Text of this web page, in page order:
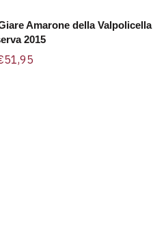
AAN WINKELWAGEN
Amarone della Valpolicella
2015
51,95